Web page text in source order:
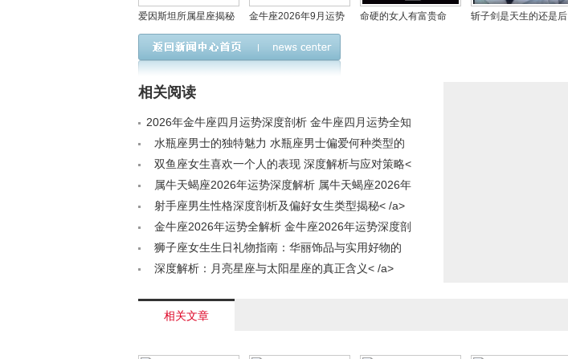
爱因斯坦所属星座揭秘
哪些星座与他特质相近
金牛座2026年9月运势
深度解析与提升秘籍
命硬的女人有富贵命
斩子剑是天生的还是后
相关阅读
2026年金牛座四月运势深度剖析 金牛座四月运势全知
道< /a>
水瓶座男士的独特魅力 水瓶座男士偏爱何种类型的
女性< /a>
双鱼座女生喜欢一个人的表现 深度解析与应对策略<
/a>
属牛天蝎座2026年运势深度解析 属牛天蝎座2026年
运势全览< /a>
射手座男生性格深度剖析及偏好女生类型揭秘< /a>
金牛座2026年运势全解析 金牛座2026年运势深度剖
析< /a>
狮子座女生生日礼物指南：华丽饰品与实用好物的
完美结合< /a>
深度解析：月亮星座与太阳星座的真正含义< /a>
相关文章